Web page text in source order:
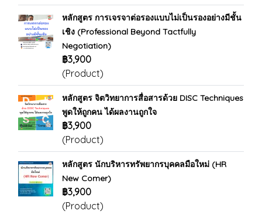
หลักสูตร การเจรจาต่อรองแบบไม่เป็นรองอย่างมีชั้น
เชิง (Professional Beyond Tactfully
Negotiation)
฿3,900
(Product)
หลักสูตร จิตวิทยาการสื่อสารด้วย DISC Techniques
พูดให้ถูกคน ได้ผลงานถูกใจ
฿3,900
(Product)
หลักสูตร นักบริหารทรัพยากรบุคคลมือใหม่ (HR
New Comer)
฿3,900
(Product)